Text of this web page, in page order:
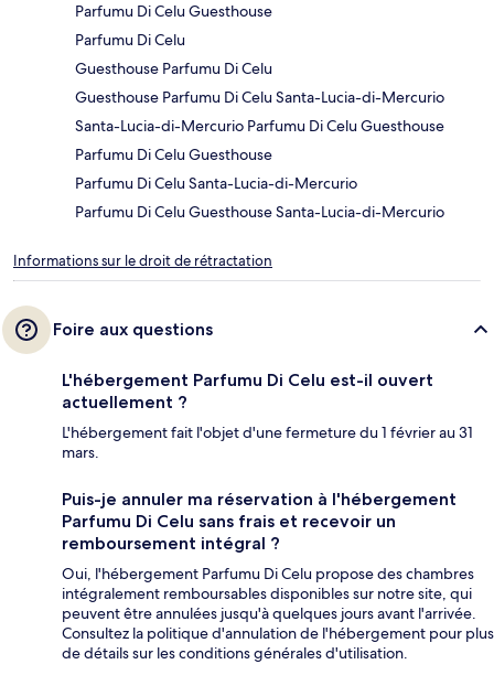
Parfumu Di Celu Guesthouse
Parfumu Di Celu
Guesthouse Parfumu Di Celu
Guesthouse Parfumu Di Celu Santa-Lucia-di-Mercurio
Santa-Lucia-di-Mercurio Parfumu Di Celu Guesthouse
Parfumu Di Celu Guesthouse
Parfumu Di Celu Santa-Lucia-di-Mercurio
Parfumu Di Celu Guesthouse Santa-Lucia-di-Mercurio
Informations sur le droit de rétractation
Foire aux questions
L'hébergement Parfumu Di Celu est-il ouvert
actuellement ?
L'hébergement fait l'objet d'une fermeture du 1 février au 31
mars.
Puis-je annuler ma réservation à l'hébergement
Parfumu Di Celu sans frais et recevoir un
remboursement intégral ?
Oui, l'hébergement Parfumu Di Celu propose des chambres
intégralement remboursables disponibles sur notre site, qui
peuvent être annulées jusqu'à quelques jours avant l'arrivée.
Consultez la politique d'annulation de l'hébergement pour plus
de détails sur les conditions générales d'utilisation.